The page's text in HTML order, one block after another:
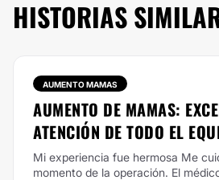
HISTORIAS
AUMENTO MAMAS
AUMENTO DE MAMAS:
ATENCIÓN DE TODO EL
Mi experiencia fue hermosa Me
momento de la operación. El